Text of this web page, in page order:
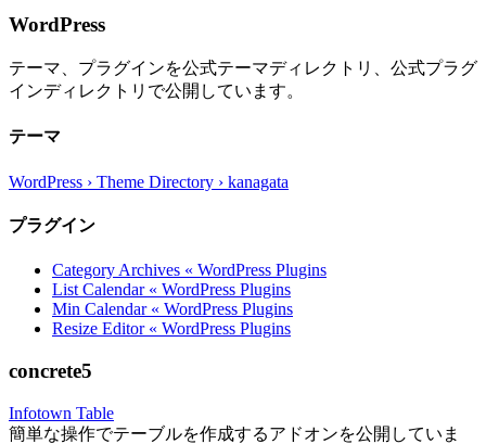
WordPress
テーマ、プラグインを公式テーマディレクトリ、公式プラグ
インディレクトリで公開しています。
テーマ
WordPress › Theme Directory › kanagata
プラグイン
Category Archives « WordPress Plugins
List Calendar « WordPress Plugins
Min Calendar « WordPress Plugins
Resize Editor « WordPress Plugins
concrete5
Infotown Table
簡単な操作でテーブルを作成するアドオンを公開していま